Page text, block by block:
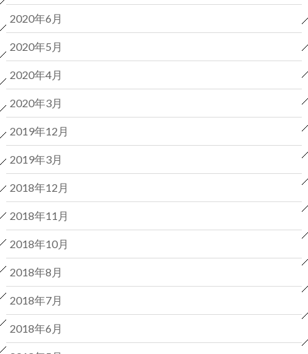
2020年6月
2020年5月
2020年4月
2020年3月
2019年12月
2019年3月
2018年12月
2018年11月
2018年10月
2018年8月
2018年7月
2018年6月